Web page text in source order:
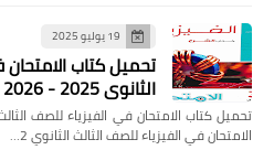
19 يوليو 2025
تحميل كتاب
الثانوي 2025 - 2026
الامتحان في الفيزياء للصف الثالث الثانوي 2…